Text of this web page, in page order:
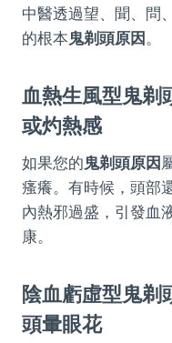
中醫透過望、聞、問
的根本鬼剃頭原因。
血熱生風型鬼剃
或灼熱感
如果您的鬼剃頭原因
瘙癢。有時候，頭部
內熱邪過盛，引發血
康。
陰血虧虛型鬼剃
頭暈眼花